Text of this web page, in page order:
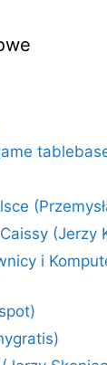
(Jerzy
i